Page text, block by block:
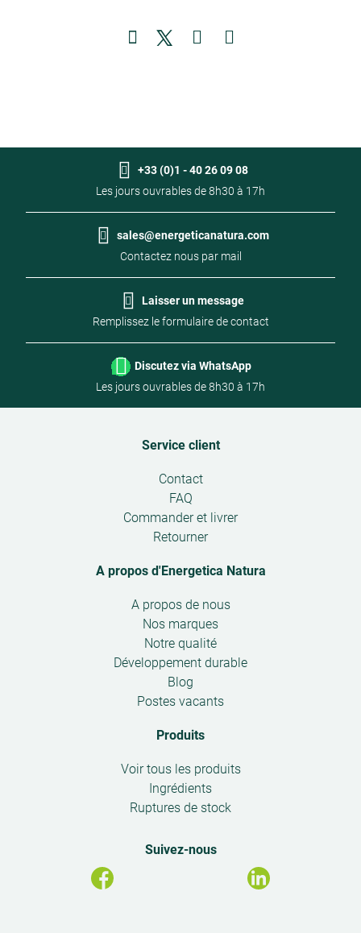
+33 (0)1 - 40 26 09 08
Les jours ouvrables de 8h30 à 17h
sales@energeticanatura.com
Contactez nous par mail
Laisser un message
Remplissez le formulaire de contact
Discutez via WhatsApp
Les jours ouvrables de 8h30 à 17h
Service client
submenu
Contact
FAQ
Commander et livrer
Retourner
A propos d'Energetica Natura
submenu
A propos de nous
Nos marques
Notre qualité
Développement durable
Blog
Postes vacants
Produits
Open
submenu
Voir tous les produits
Ingrédients
Ruptures de stock
Suivez-nous